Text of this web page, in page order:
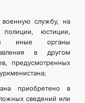
военную службу, на
юстиции,
иные органы
в другом
предусмотренных
приобретено в
сведений или